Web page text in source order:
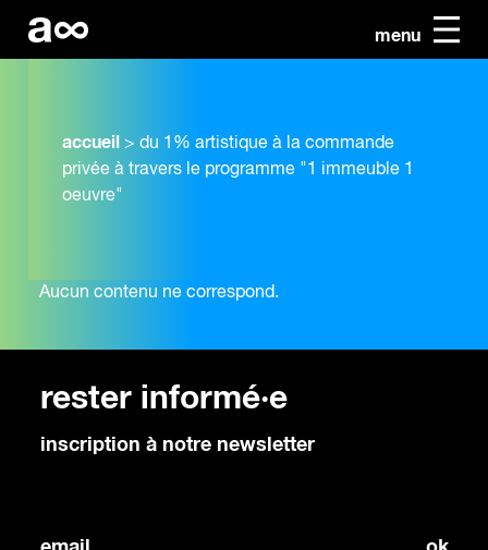
menu
accueil > du 1% artistique à la commande
privée à travers le programme "1 immeuble 1
oeuvre"
Aucun contenu ne correspond.
rester informé·e
inscription à notre newsletter